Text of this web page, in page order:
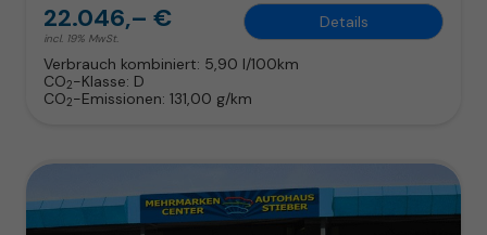
22.046,– €
incl. 19% MwSt.
Details
Verbrauch kombiniert: 5,90 l/100km
CO2-Klasse: D
CO2-Emissionen: 131,00 g/km